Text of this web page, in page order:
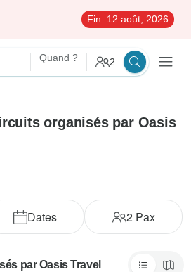
Fin: 12 août, 2026
Quand ? 2
organisés par Oasis
Dates 2Pax
par Oasis Travel